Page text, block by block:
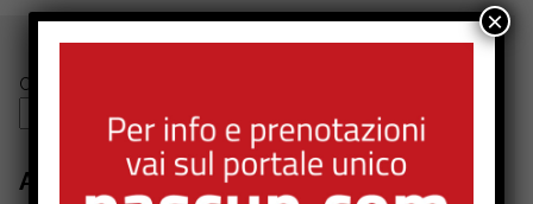
Cerca
Articoli recenti
×